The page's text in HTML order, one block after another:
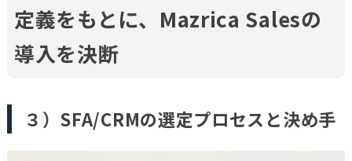
定義をもとに、Mazrica Salesの
導入を決断
３）SFA/CRMの選定プロセスと決め手